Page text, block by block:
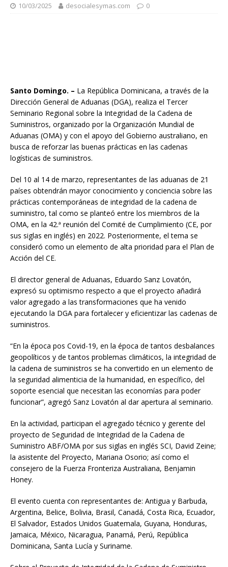
10/03/2025 desocialesymas.com 0
Santo Domingo. – La República Dominicana, a través de la
Dirección General de Aduanas (DGA), realiza el Tercer
Seminario Regional sobre la Integridad de la Cadena de
Suministros, organizado por la Organización Mundial de
Aduanas (OMA) y con el apoyo del Gobierno australiano, en
busca de reforzar las buenas prácticas en las cadenas
logísticas de suministros.
Del 10 al 14 de marzo, representantes de las aduanas de 21
países obtendrán mayor conocimiento y conciencia sobre las
prácticas contemporáneas de integridad de la cadena de
suministro, tal como se planteó entre los miembros de la
OMA, en la 42.ª reunión del Comité de Cumplimiento (CE, por
sus siglas en inglés) en 2022. Posteriormente, el tema se
consideró como un elemento de alta prioridad para el Plan de
Acción del CE.
El director general de Aduanas, Eduardo Sanz Lovatón,
expresó su optimismo respecto a que el proyecto añadirá
valor agregado a las transformaciones que ha venido
ejecutando la DGA para fortalecer y eficientizar las cadenas de
suministros.
“En la época pos Covid-19, en la época de tantos desbalances
geopolíticos y de tantos problemas climáticos, la integridad de
la cadena de suministros se ha convertido en un elemento de
la seguridad alimenticia de la humanidad, en específico, del
soporte esencial que necesitan las economías para poder
funcionar”, agregó Sanz Lovatón al dar apertura al seminario.
En la actividad, participan el agregado técnico y gerente del
proyecto de Seguridad de Integridad de la Cadena de
Suministro ABF/OMA por sus siglas en inglés SCI, David Zeine;
la asistente del Proyecto, Mariana Osorio; así como el
consejero de la Fuerza Fronteriza Australiana, Benjamin
Honey.
El evento cuenta con representantes de: Antigua y Barbuda,
Argentina, Belice, Bolivia, Brasil, Canadá, Costa Rica, Ecuador,
El Salvador, Estados Unidos Guatemala, Guyana, Honduras,
Jamaica, México, Nicaragua, Panamá, Perú, República
Dominicana, Santa Lucía y Suriname.